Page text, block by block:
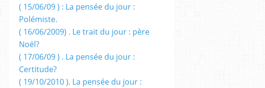
( 15/06/09 ) : La pensée du jour :
Polémiste.
( 16/06/2009) . Le trait du jour : père
Noël?
( 17/06/09 ) . La pensée du jour :
Certitude?
( 19/10/2010 ). La pensée du jour :